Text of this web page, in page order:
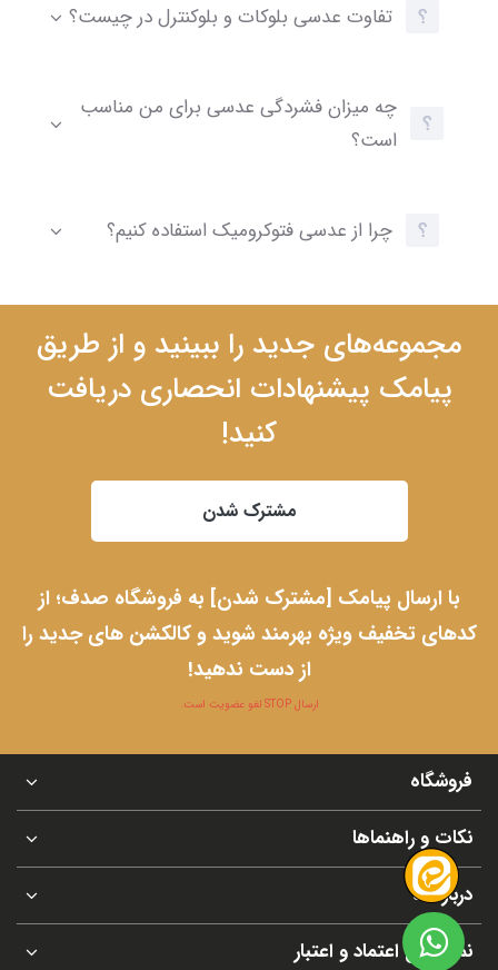
تفاوت عدسی بلوکات و بلوکنترل در چیست؟
چه میزان فشردگی عدسی برای من مناسب
است؟
چرا از عدسی فتوکرومیک استفاده کنیم؟
مجموعه‌های جدید را ببینید و از طریق
پیامک پیشنهادات انحصاری دریافت
کنید!
مشترک شدن
با ارسال پیامک [مشترک شدن] به فروشگاه صدف؛ از
کدهای تخفیف ویژه بهرمند شوید و کالکشن های جدید را
از دست ندهید!
ارسال STOP لغو عضویت است.
فروشگاه
نکات و راهنماها
درباره ما
نماد های اعتماد و اعتبار